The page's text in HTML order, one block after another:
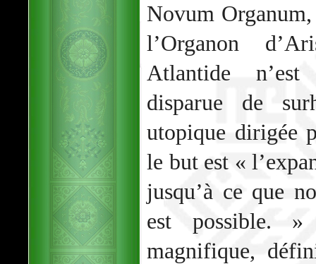
Novum
l’Organon
Atlantide
disparue de
utopique dirigée
le but est «
jusqu’à ce que
est possible.
magnifique,